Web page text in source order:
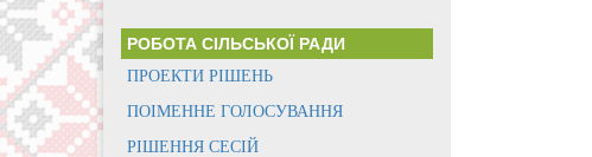
РОБОТА СІЛЬСЬКОЇ РАДИ
ПРОЕКТИ РІШЕНЬ
ПОІМЕННЕ ГОЛОСУВАННЯ
РІШЕННЯ СЕСІЙ